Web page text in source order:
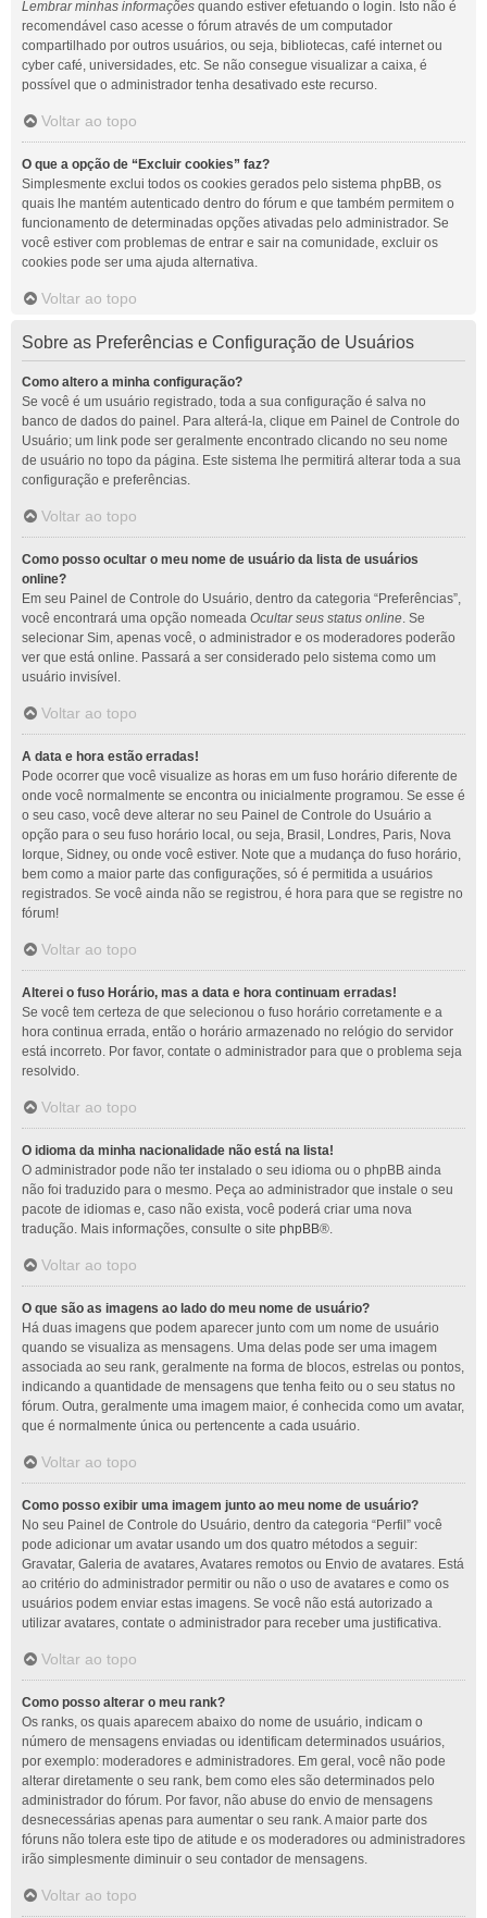
Lembrar minhas informações quando estiver efetuando o login. Isto não é
recomendável caso acesse o fórum através de um computador
compartilhado por outros usuários, ou seja, bibliotecas, café internet ou
cyber café, universidades, etc. Se não consegue visualizar a caixa, é
possível que o administrador tenha desativado este recurso.
Voltar ao topo
O que a opção de “Excluir cookies” faz?
Simplesmente exclui todos os cookies gerados pelo sistema phpBB, os
quais lhe mantém autenticado dentro do fórum e que também permitem o
funcionamento de determinadas opções ativadas pelo administrador. Se
você estiver com problemas de entrar e sair na comunidade, excluir os
cookies pode ser uma ajuda alternativa.
Voltar ao topo
Sobre as Preferências e Configuração de Usuários
Como altero a minha configuração?
Se você é um usuário registrado, toda a sua configuração é salva no
banco de dados do painel. Para alterá-la, clique em Painel de Controle do
Usuário; um link pode ser geralmente encontrado clicando no seu nome
de usuário no topo da página. Este sistema lhe permitirá alterar toda a sua
configuração e preferências.
Voltar ao topo
Como posso ocultar o meu nome de usuário da lista de usuários
online?
Em seu Painel de Controle do Usuário, dentro da categoria “Preferências”,
você encontrará uma opção nomeada Ocultar seus status online. Se
selecionar Sim, apenas você, o administrador e os moderadores poderão
ver que está online. Passará a ser considerado pelo sistema como um
usuário invisível.
Voltar ao topo
A data e hora estão erradas!
Pode ocorrer que você visualize as horas em um fuso horário diferente de
onde você normalmente se encontra ou inicialmente programou. Se esse é
o seu caso, você deve alterar no seu Painel de Controle do Usuário a
opção para o seu fuso horário local, ou seja, Brasil, Londres, Paris, Nova
Iorque, Sidney, ou onde você estiver. Note que a mudança do fuso horário,
bem como a maior parte das configurações, só é permitida a usuários
registrados. Se você ainda não se registrou, é hora para que se registre no
fórum!
Voltar ao topo
Alterei o fuso Horário, mas a data e hora continuam erradas!
Se você tem certeza de que selecionou o fuso horário corretamente e a
hora continua errada, então o horário armazenado no relógio do servidor
está incorreto. Por favor, contate o administrador para que o problema seja
resolvido.
Voltar ao topo
O idioma da minha nacionalidade não está na lista!
O administrador pode não ter instalado o seu idioma ou o phpBB ainda
não foi traduzido para o mesmo. Peça ao administrador que instale o seu
pacote de idiomas e, caso não exista, você poderá criar uma nova
tradução. Mais informações, consulte o site phpBB®.
Voltar ao topo
O que são as imagens ao lado do meu nome de usuário?
Há duas imagens que podem aparecer junto com um nome de usuário
quando se visualiza as mensagens. Uma delas pode ser uma imagem
associada ao seu rank, geralmente na forma de blocos, estrelas ou pontos,
indicando a quantidade de mensagens que tenha feito ou o seu status no
fórum. Outra, geralmente uma imagem maior, é conhecida como um avatar,
que é normalmente única ou pertencente a cada usuário.
Voltar ao topo
Como posso exibir uma imagem junto ao meu nome de usuário?
No seu Painel de Controle do Usuário, dentro da categoria “Perfil” você
pode adicionar um avatar usando um dos quatro métodos a seguir:
Gravatar, Galeria de avatares, Avatares remotos ou Envio de avatares. Está
ao critério do administrador permitir ou não o uso de avatares e como os
usuários podem enviar estas imagens. Se você não está autorizado a
utilizar avatares, contate o administrador para receber uma justificativa.
Voltar ao topo
Como posso alterar o meu rank?
Os ranks, os quais aparecem abaixo do nome de usuário, indicam o
número de mensagens enviadas ou identificam determinados usuários,
por exemplo: moderadores e administradores. Em geral, você não pode
alterar diretamente o seu rank, bem como eles são determinados pelo
administrador do fórum. Por favor, não abuse do envio de mensagens
desnecessárias apenas para aumentar o seu rank. A maior parte dos
fóruns não tolera este tipo de atitude e os moderadores ou administradores
irão simplesmente diminuir o seu contador de mensagens.
Voltar ao topo